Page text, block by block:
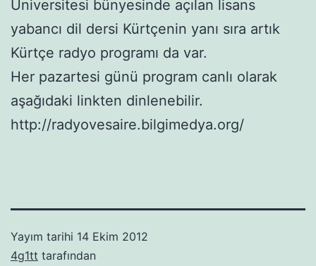
Üniversitesi bünyesinde açılan lisans
yabancı dil dersi Kürtçenin yanı sıra artık
Kürtçe radyo programı da var.
Her pazartesi günü program canlı olarak
aşağıdaki linkten dinlenebilir.
http://radyovesaire.bilgimedya.org/
Yayım tarihi 14 Ekim 2012
4g1tt tarafından